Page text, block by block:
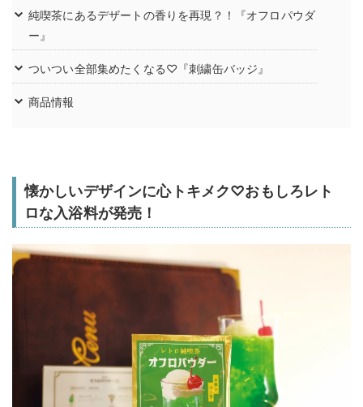
純喫茶にあるデザートの香りを再現？！『オフロパウダ
ー』
ついつい全部集めたくなる♡『刺繍缶バッジ』
商品情報
懐かしいデザインに心トキメク♡おもしろレト
ロな入浴料が発売！